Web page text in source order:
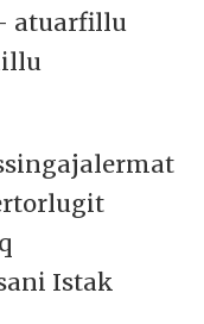
atuarfillu
Istak